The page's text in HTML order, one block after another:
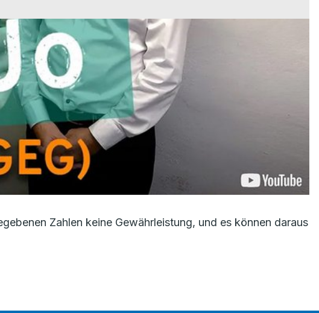
Zahlen keine Gewährleistung, und es können daraus